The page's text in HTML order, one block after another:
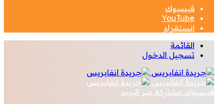
فيسبوك
‫YouTube
انستقرام
القائمة
تسجيل الدخول
فيسبوك مشاركة عبر البريد